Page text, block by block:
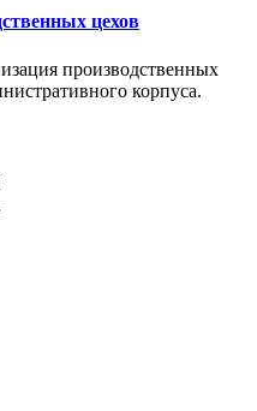
цехов
производственных
корпуса.